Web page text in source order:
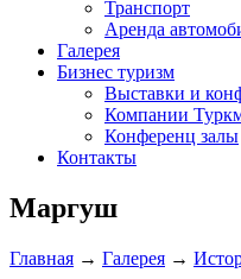
Транспорт
Аренда
Галерея
Бизнес туризм
Выставки и
Компании
Конференц залы
Контакты
Маргуш
Главная → Галерея →